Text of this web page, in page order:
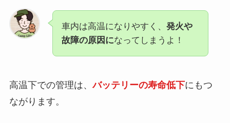
車内は高温になりやすく、 発火や
故障の原因になってしまうよ！
高温下での管理は、バッテリーの寿命低下にもつ
ながります。